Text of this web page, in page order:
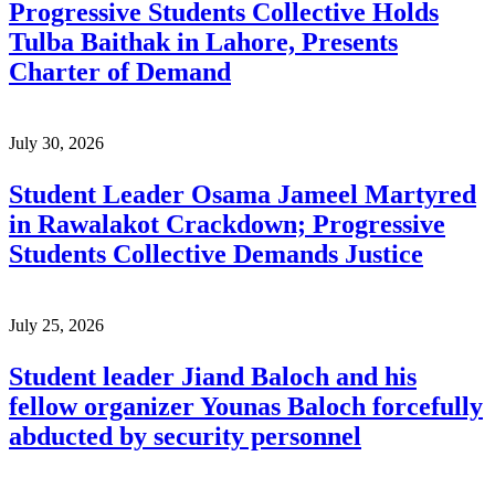
Progressive Students Collective Holds
Tulba Baithak in Lahore, Presents
Charter of Demand
July 30, 2026
Student Leader Osama Jameel Martyred
in Rawalakot Crackdown; Progressive
Students Collective Demands Justice
July 25, 2026
Student leader Jiand Baloch and his
fellow organizer Younas Baloch forcefully
abducted by security personnel